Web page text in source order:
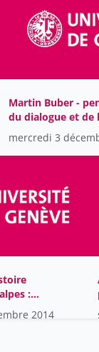
Martin Buber -
du dialogue et de
rencontre
mercredi 3
:
2014